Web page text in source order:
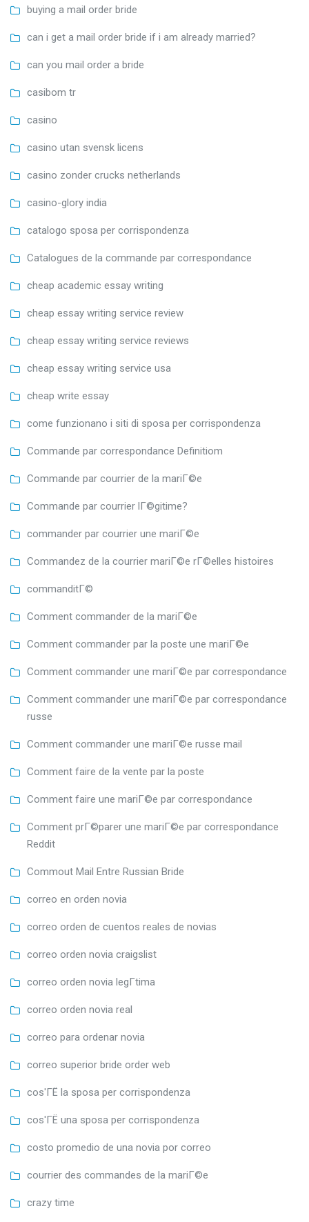
buying a mail order bride
can i get a mail order bride if i am already married?
can you mail order a bride
casibom tr
casino
casino utan svensk licens
casino zonder crucks netherlands
casino-glory india
catalogo sposa per corrispondenza
Catalogues de la commande par correspondance
cheap academic essay writing
cheap essay writing service review
cheap essay writing service reviews
cheap essay writing service usa
cheap write essay
come funzionano i siti di sposa per corrispondenza
Commande par correspondance Definitiom
Commande par courrier de la mariГ©e
Commande par courrier lГ©gitime?
commander par courrier une mariГ©e
Commandez de la courrier mariГ©e rГ©elles histoires
commanditГ©
Comment commander de la mariГ©e
Comment commander par la poste une mariГ©e
Comment commander une mariГ©e par correspondance
Comment commander une mariГ©e par correspondance
russe
Comment commander une mariГ©e russe mail
Comment faire de la vente par la poste
Comment faire une mariГ©e par correspondance
Comment prГ©parer une mariГ©e par correspondance
Reddit
Commout Mail Entre Russian Bride
correo en orden novia
correo orden de cuentos reales de novias
correo orden novia craigslist
correo orden novia legГ­tima
correo orden novia real
correo para ordenar novia
correo superior bride order web
cos'ГЁ la sposa per corrispondenza
cos'ГЁ una sposa per corrispondenza
costo promedio de una novia por correo
courrier des commandes de la mariГ©e
crazy time